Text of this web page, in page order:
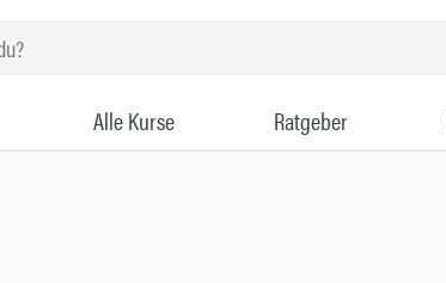
Alle Kurse Ratgeber